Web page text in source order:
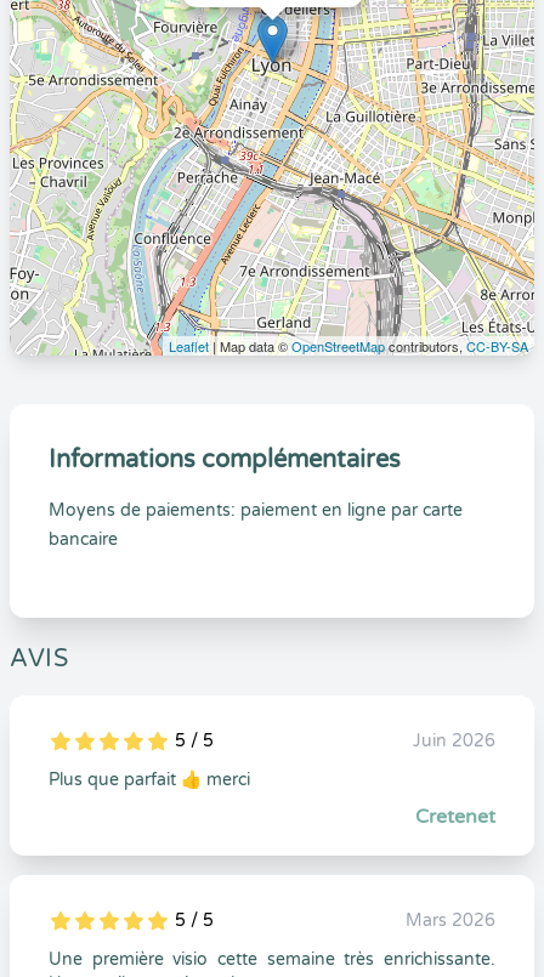
Leaflet| Map data ©OpenStreetMapcontributors, CC-BY-SA
Informations complémentaires
Moyens de paiements: paiement en ligne par carte
bancaire
AVIS
5
1
5
0 5 / 5
Juin 2026
Plus que parfait 👍 merci
Cretenet
5
1
5
0 5 / 5
Mars 2026
Une première visio cette semaine très enrichissante.